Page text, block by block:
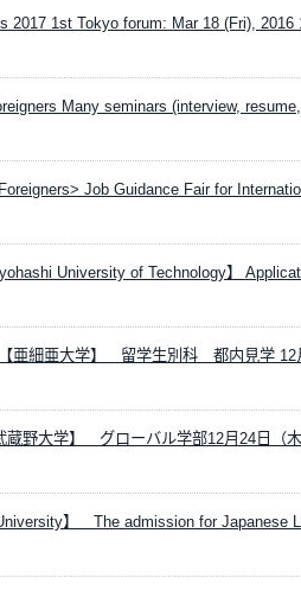
2017 1st Tokyo forum: Mar 18 (Fri),
Many seminars (interview,
Job Guidance Fair for
University of Technology】
亜細亜大学】 留学生別科 都内見学 12
蔵野大学】 グローバル学部12月24日（
】 The admission for Japanese